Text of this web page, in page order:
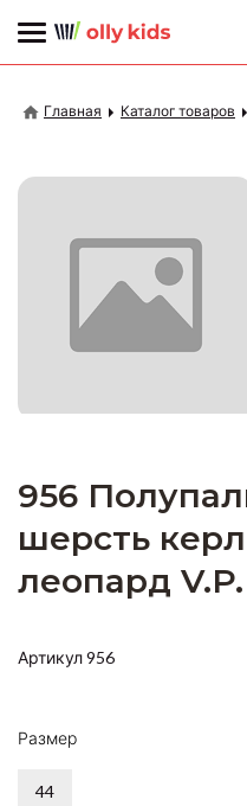
Главная Каталог товаров
956
шерсть
леопард V.P.
Артикул 956
Размер
44